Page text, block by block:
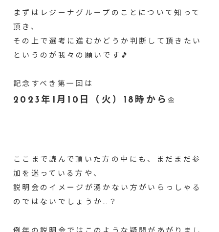
まずはレジーナグループのことについて知って
頂き、
その上で選考に進むかどうか判断して頂きたい
というのが我々の願いです🎵
記念すべき第一回は
2023年1月10日（火）18時から 🌼
ここまで読んで頂いた方の中にも、まだまだ参
加を迷っている方や、
説明会のイメージが湧かない方がいらっしゃる
のではないでしょうか…？